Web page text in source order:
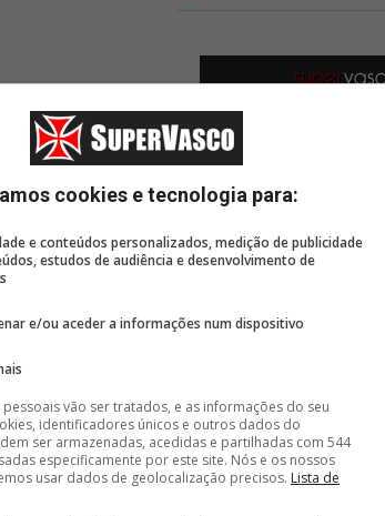
minutos
do
Casa Pia
Fluminense 1 x 3 Vasco
cookies e tecnologia para:
e conteúdos personalizados, medição de publicidade
estudos de audiência e desenvolvimento de
e/ou aceder a informações num dispositivo
pessoais vão ser tratados, e as informações do seu
identificadores únicos e outros dados do
ser armazenadas, acedidas e partilhadas com 544
especificamente por este site. Nós e os nossos
usar dados de geolocalização precisos. Lista de